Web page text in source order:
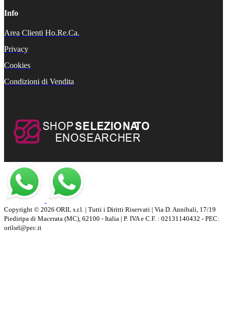
Info
Area Clienti Ho.Re.Ca.
Privacy
Cookies
Condizioni di Vendita
Copyright © 2026 ORIL s.r.l. | Tutti i Diritti Riservati | Via D. Annibali, 17/19
Piediripa di Macerata (MC), 62100 - Italia | P. IVA e C.F. : 02131140432 - PEC:
orilsrl@pec.it